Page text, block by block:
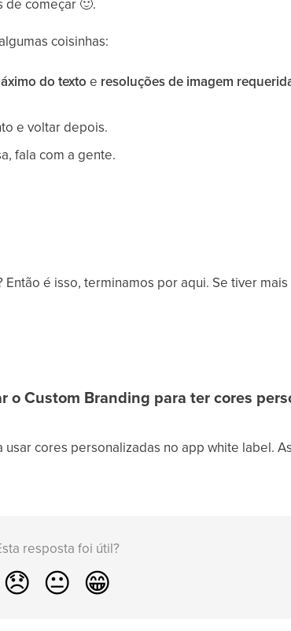
coisinhas:
do texto e resoluções de imagem
e voltar depois.
fala com a gente.
é isso, terminamos por aqui. Se tiver
o Custom Branding para ter cores
cores personalizadas no app white label.
resposta foi útil?
😞 😐 😁